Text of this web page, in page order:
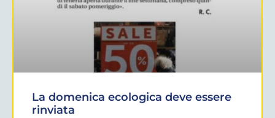
La domenica ecologica deve essere
rinviata